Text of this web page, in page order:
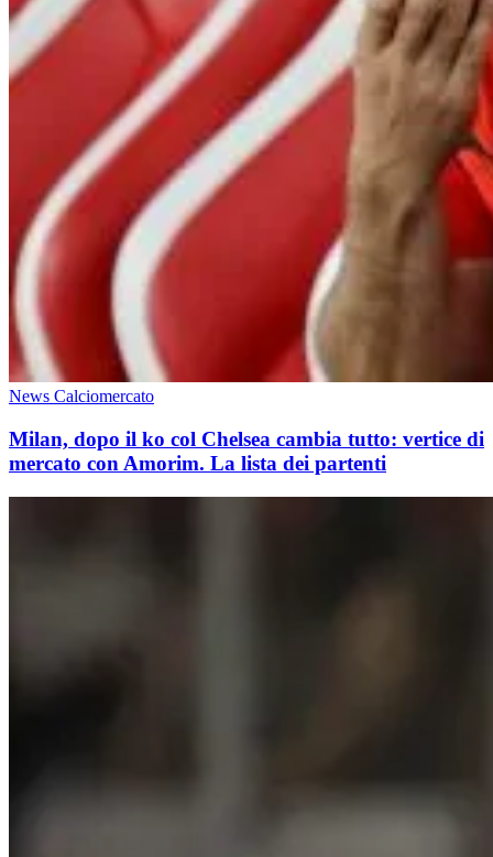
News Calciomercato
Milan, dopo il ko col Chelsea cambia tutto: vertice di
mercato con Amorim. La lista dei partenti